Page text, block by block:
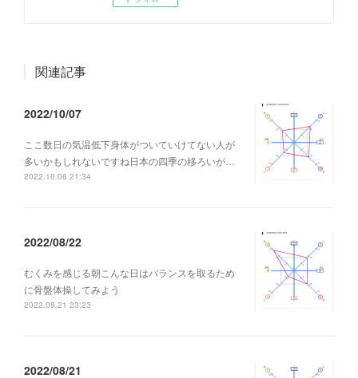
関連記事
2022/10/07
ここ数日の気温低下身体がついていけてない人が
多いかもしれないですね日本の四季の移ろいが…
2022.10.06 21:34
2022/08/22
むくみを感じる朝こんな日はバランスを取るため
に骨盤体操してみよう
2022.08.21 23:23
2022/08/21